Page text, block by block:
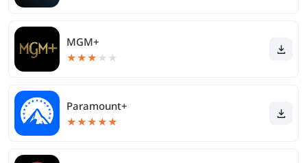
MGM+
★★★ ★ ★
Paramount+
★★★★★